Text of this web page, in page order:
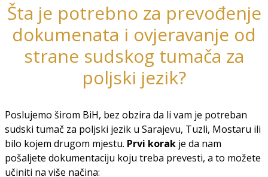
Šta je potrebno za prevođenje
dokumenata i ovjeravanje od
strane sudskog tumača za
poljski jezik?
Poslujemo širom BiH, bez obzira da li vam je potreban
sudski tumač za poljski jezik u Sarajevu, Tuzli, Mostaru ili
bilo kojem drugom mjestu. Prvi korak je da nam
pošaljete dokumentaciju koju treba prevesti, a to možete
učiniti na više načina: